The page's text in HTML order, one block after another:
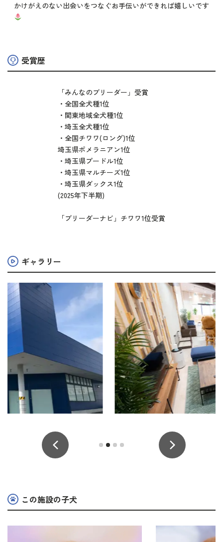
かけがえのない出会いをつなぐお手伝いができれば嬉しいです
受賞歴
「みんなのブリーダー」受賞
・全国全犬種1位
・関東地域全犬種1位
・埼玉全犬種1位
・全国チワワ(ロング)1位
埼玉県ポメラニアン1位
・埼玉県プードル1位
・埼玉県マルチーズ1位
・埼玉県ダックス1位
(2025年下半期)
「ブリーダーナビ」チワワ1位受賞
ギャラリー
この施設の子犬